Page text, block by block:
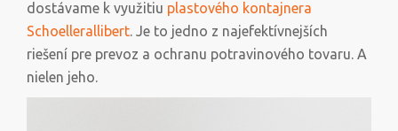
dostávame k využitiu plastového kontajnera
Schoellerallibert. Je to jedno z najefektívnejších
riešení pre prevoz a ochranu potravinového tovaru. A
nielen jeho.